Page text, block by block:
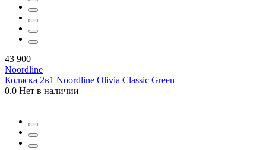
43 900
Noordline
Коляска 2в1 Noordline Olivia Classic Green
0.0 Нет в наличии